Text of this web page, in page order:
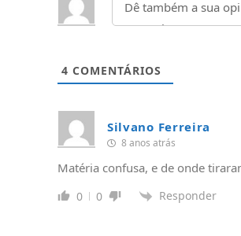
4 COMENTÁRIOS
Silvano Ferreira
8 anos atrás
Matéria confusa, e de onde
0 0 Responder